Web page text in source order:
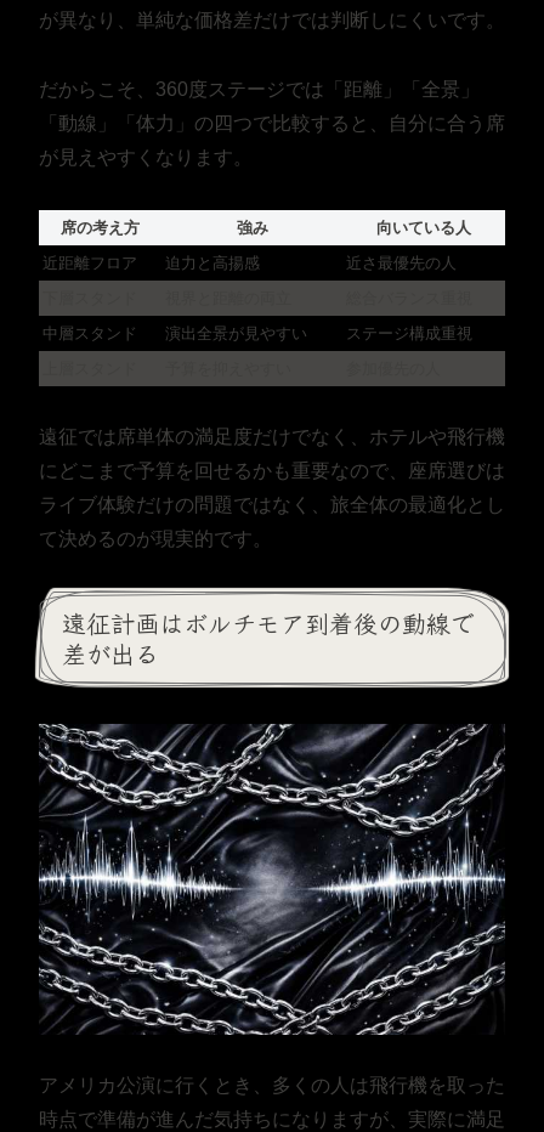
が異なり、単純な価格差だけでは判断しにくいです。
だからこそ、360度ステージでは「距離」「全景」
「動線」「体力」の四つで比較すると、自分に合う席
が見えやすくなります。
席の考え方 強み
向いている人
近距離フロア
迫力と高揚感
近さ最優先の人
中層スタンド
演出全景が見やすい
ステージ構成重視
遠征では席単体の満足度だけでなく、ホテルや飛行機
にどこまで予算を回せるかも重要なので、座席選びは
ライブ体験だけの問題ではなく、旅全体の最適化とし
て決めるのが現実的です。
遠征計画はボルチモア到着後の動線で
差が出る
アメリカ公演に行くとき、多くの人は飛行機を取った
時点で準備が進んだ気持ちになりますが、実際に満足